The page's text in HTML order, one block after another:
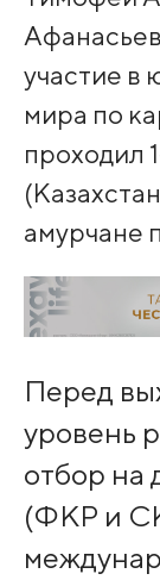
участие в
мира по
проходил
амурчане
Перед
уровень
отбор на
(ФКР и